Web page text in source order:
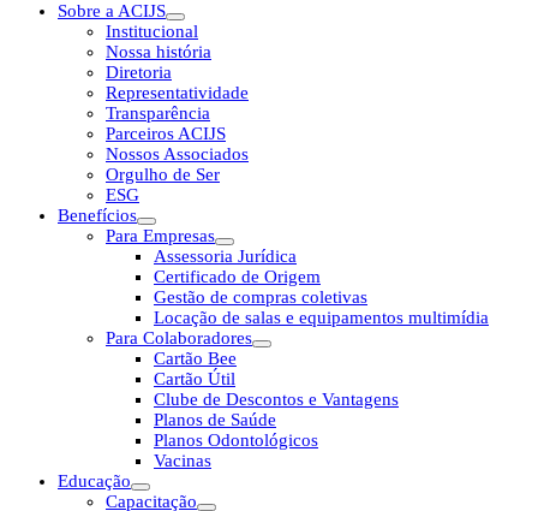
Sobre a ACIJS
Institucional
Nossa história
Diretoria
Representatividade
Transparência
Parceiros ACIJS
Nossos Associados
Orgulho de Ser
ESG
Benefícios
Para Empresas
Assessoria Jurídica
Certificado de Origem
Gestão de compras coletivas
Locação de salas e equipamentos multimídia
Para Colaboradores
Cartão Bee
Cartão Útil
Clube de Descontos e Vantagens
Planos de Saúde
Planos Odontológicos
Vacinas
Educação
Capacitação